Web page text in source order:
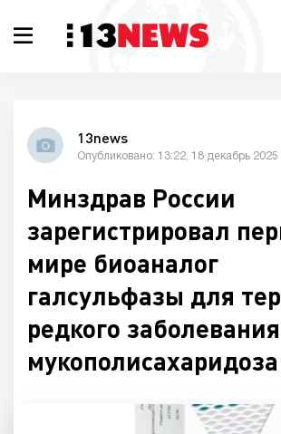
13news
Опубликовано: 13:22, 18 декабрь 2025
Минздрав России
зарегистрировал
мире биоаналог
галсульфазы для
редкого